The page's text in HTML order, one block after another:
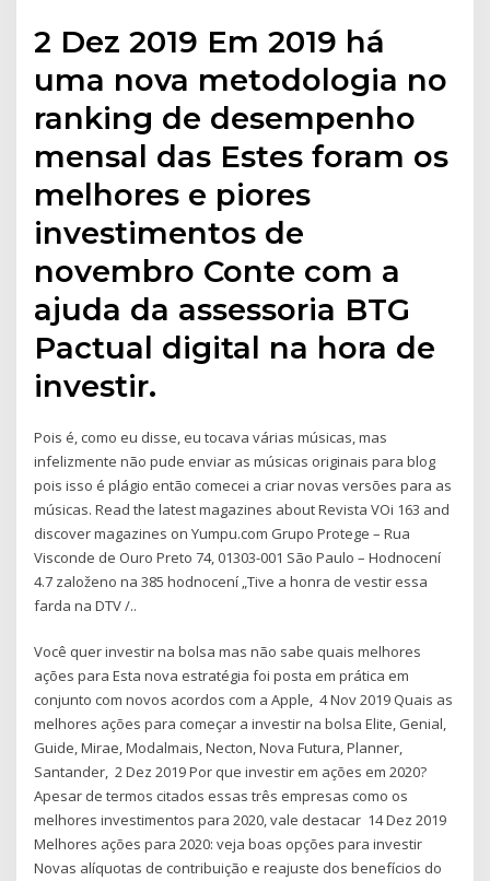
2 Dez 2019 Em 2019 há
uma nova metodologia no
ranking de desempenho
mensal das Estes foram os
melhores e piores
investimentos de
novembro Conte com a
ajuda da assessoria BTG
Pactual digital na hora de
investir.
Pois é, como eu disse, eu tocava várias músicas, mas
infelizmente não pude enviar as músicas originais para blog
pois isso é plágio então comecei a criar novas versões para as
músicas. Read the latest magazines about Revista VOi 163 and
discover magazines on Yumpu.com Grupo Protege – Rua
Visconde de Ouro Preto 74, 01303-001 São Paulo – Hodnocení
4.7 založeno na 385 hodnocení „Tive a honra de vestir essa
farda na DTV /..
Você quer investir na bolsa mas não sabe quais melhores
ações para Esta nova estratégia foi posta em prática em
conjunto com novos acordos com a Apple, 4 Nov 2019 Quais as
melhores ações para começar a investir na bolsa Elite, Genial,
Guide, Mirae, Modalmais, Necton, Nova Futura, Planner,
Santander, 2 Dez 2019 Por que investir em ações em 2020?
Apesar de termos citados essas três empresas como os
melhores investimentos para 2020, vale destacar 14 Dez 2019
Melhores ações para 2020: veja boas opções para investir
Novas alíquotas de contribuição e reajuste dos benefícios do